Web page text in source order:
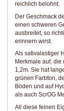
reichlich belohnt.
Der Geschmack
einen schweren
ausbreitet, so
erinnern wirst.
Als sativalastiger
Merkmale auf,
1,2m. Sie hat
grünen Farbton,
Böden und auf
als auch ScrOG
All diese feinen